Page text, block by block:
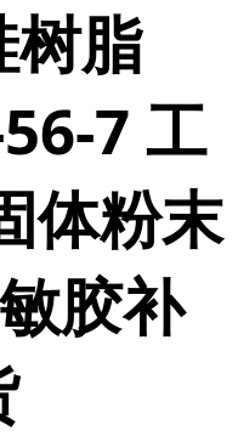
树脂
7 工
体粉末
胶补